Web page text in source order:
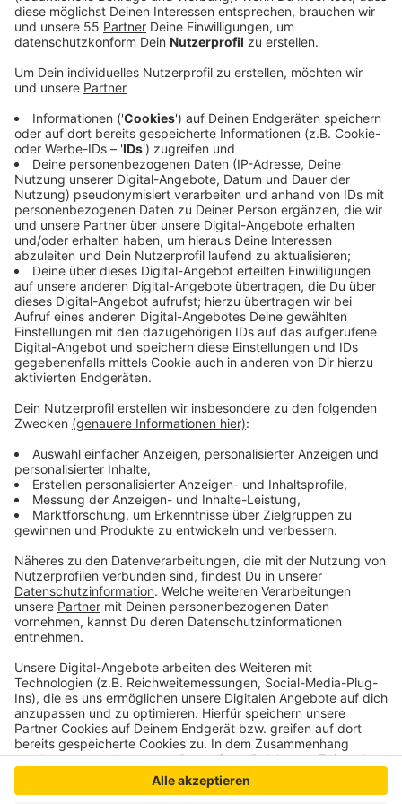
Anzeige
Anzeige
Grund ist der Abriss einer Brücke. Die Sperrung betrifft
den Abschnitt zwischen der B57 und der
Zufahrtsrampe K12/Appeldorner Straße. Während
dieser Zeit wird der Verkehr umgeleitet. Um den
Verkehrsfluss zu sichern wird während der Vollsperrung
eine Baustellenampel im Kreuzungsbereich der L41
„Rheinstraße“/K12 „Appeldorner Straße“ aufgestellt.
Für den Aufbau der neuen Brücke ist dann später eine
weitere Vollsperrung nötig. Der Termin dafür werde
frühzeitig bekannt gegeben, so der Landesbetrieb.
Der Verkehr in Richtung Kalkar wird über die K12
„Appeldorner Straße“ und die L41 „Rheinstraße“zur B57
In Fahrtrichtung Rees läuft die Umleitung über die B57
„Xantener Straße“, L41 „Rheinstraße“ und L8
„Rheinstraße“ zur B67.
Anzeige